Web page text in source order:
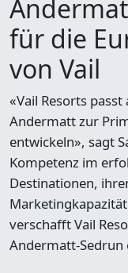
für die
von Vail
«Vail Resorts
Andermatt zur
entwickeln», sagt
Kompetenz im
Destinationen,
verschafft Vail
Andermatt-Sedrun